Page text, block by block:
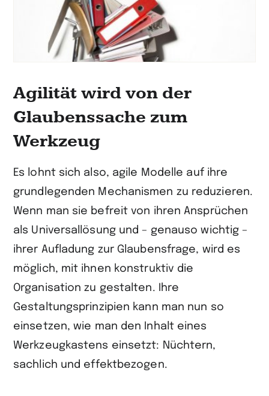
Agilität wird von der
Glaubenssache zum
Werkzeug
Es lohnt sich also, agile Modelle auf ihre
grundlegenden Mechanismen zu reduzieren.
Wenn man sie befreit von ihren Ansprüchen
als Universallösung und – genauso wichtig –
ihrer Aufladung zur Glaubensfrage, wird es
möglich, mit ihnen konstruktiv die
Organisation zu gestalten. Ihre
Gestaltungsprinzipien kann man nun so
einsetzen, wie man den Inhalt eines
Werkzeugkastens einsetzt: Nüchtern,
sachlich und effektbezogen.